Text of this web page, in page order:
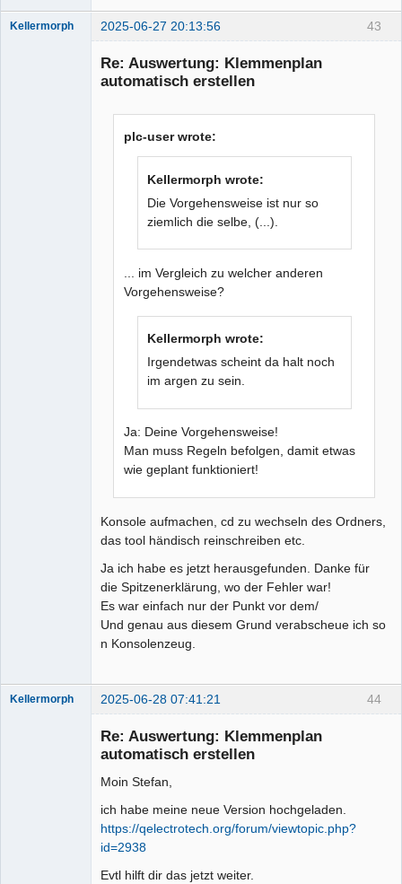
43
Kellermorph 2025-06-27 20:13:56
Re: Auswertung: Klemmenplan
automatisch erstellen
plc-user wrote:
Kellermorph wrote:
Die Vorgehensweise ist nur so
ziemlich die selbe, (...).
... im Vergleich zu welcher anderen
Vorgehensweise?
Kellermorph wrote:
Irgendetwas scheint da halt noch
im argen zu sein.
Ja: Deine Vorgehensweise!
Man muss Regeln befolgen, damit etwas
wie geplant funktioniert!
Konsole aufmachen, cd zu wechseln des Ordners,
das tool händisch reinschreiben etc.
Ja ich habe es jetzt herausgefunden. Danke für
die Spitzenerklärung, wo der Fehler war!
Es war einfach nur der Punkt vor dem/
Und genau aus diesem Grund verabscheue ich so
n Konsolenzeug.
44
Kellermorph 2025-06-28 07:41:21
Re: Auswertung: Klemmenplan
automatisch erstellen
Moin Stefan,
ich habe meine neue Version hochgeladen.
https://qelectrotech.org/forum/viewtopic.php?
id=2938
Evtl hilft dir das jetzt weiter.